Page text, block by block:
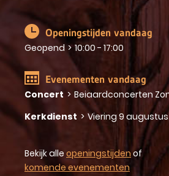
Openingstijden vandaag
Geopend > 10:00 - 17:00
Evenementen vandaag
Concert > Beiaardconcerten
Kerkdienst > Viering 9 augustus
Bekijk alle openingstijden of
komende evenementen